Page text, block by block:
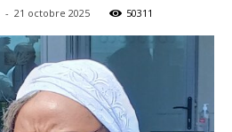
- 21 octobre 2025 50311